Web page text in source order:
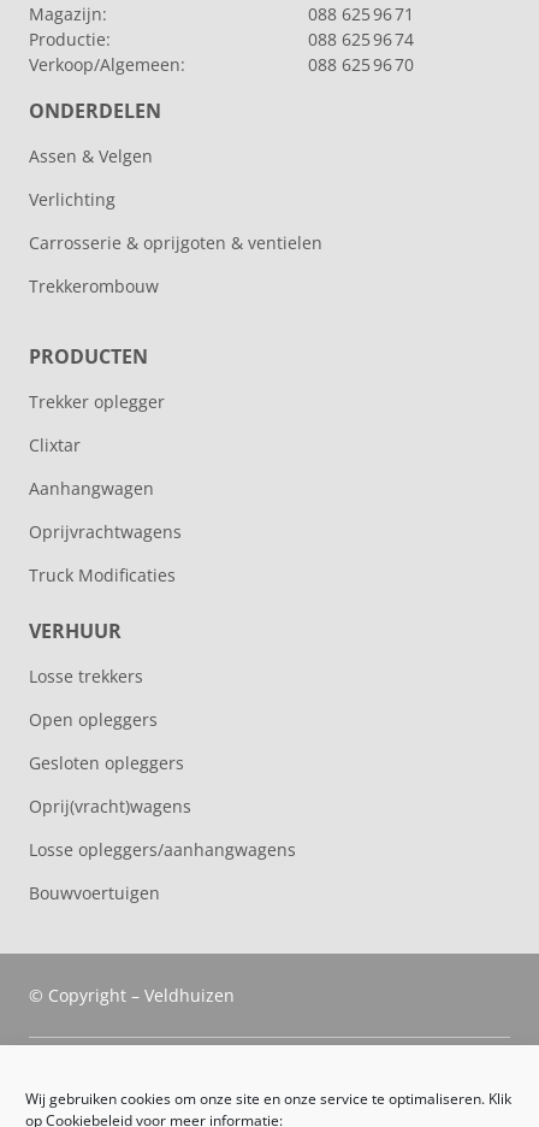
Wij gebruiken cookies om onze site en onze service te optimaliseren. Klik
op Cookiebeleid voor meer informatie:
Magazijn:
088 625 96 71
Productie:
088 625 96 74
Verkoop/Algemeen:
088 625 96 70
ONDERDELEN
Assen & Velgen
Verlichting
Carrosserie & oprijgoten & ventielen
Trekkerombouw
PRODUCTEN
Trekker oplegger
Clixtar
Aanhangwagen
Oprijvrachtwagens
Truck Modificaties
VERHUUR
Losse trekkers
Open opleggers
Gesloten opleggers
Oprij(vracht)wagens
Losse opleggers/aanhangwagens
Bouwvoertuigen
© Copyright – Veldhuizen